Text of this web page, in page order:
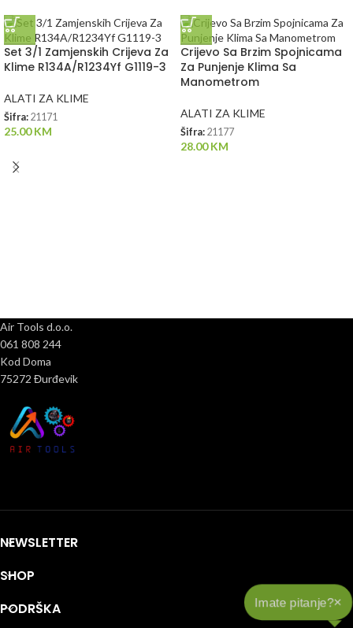
Set 3/1 Zamjenskih Crijeva Za
Klime R134A/R1234Yf G1119-3
ALATI ZA KLIME
Šifra: 21171
25.00KM
Crijevo Sa Brzim Spojnicama
Za Punjenje Klima Sa
Manometrom
ALATI ZA KLIME
Šifra: 21177
28.00KM
Air Tools d.o.o.
061 808 244
Kod Doma
75272 Đurđevik
NEWSLETTER
SHOP
PODRŠKA
Imate pitanje?×